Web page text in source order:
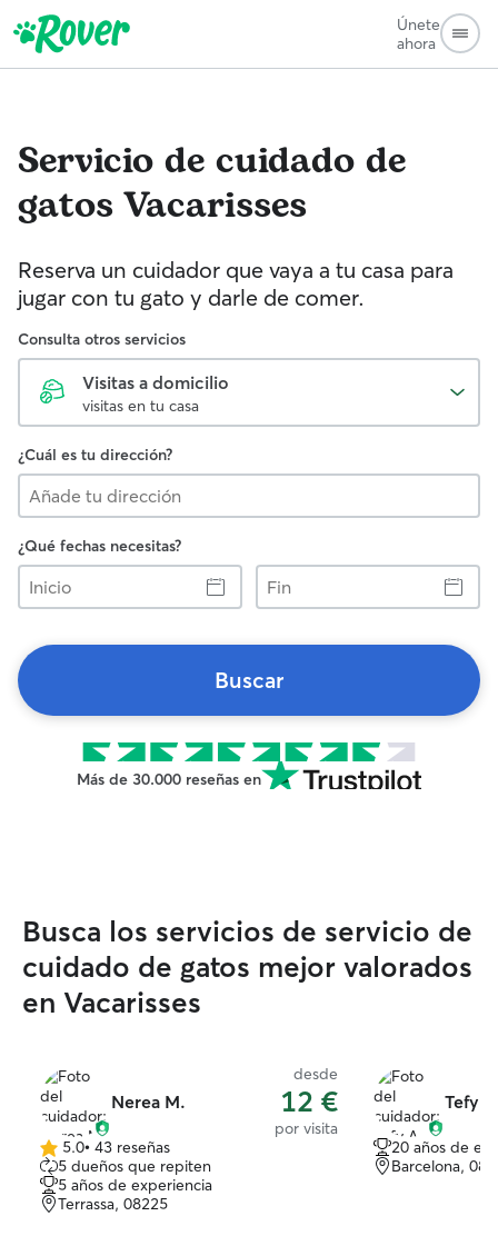
Únete
ahora
Servicio de cuidado de
gatosVacarisses
Reserva un cuidador que vaya a tu casa para
jugar con tu gato y darle de comer.
Consulta otros servicios
Visitas a domicilio
visitas en tu casa
¿Cuál es tu dirección?
¿Qué fechas necesitas?
Inicio
Fin
Buscar
Más de 30.000 reseñas en
Busca los servicios de servicio de
cuidado de gatos mejor valorados
en Vacarisses
Nerea M.
desde
12 €
por visita
5.0
de
5
estrellas
5.0• 43 reseñas
5 dueños que repiten
5 años de experiencia
Terrassa, 08225
Tefy
20 años de
Barcelona,